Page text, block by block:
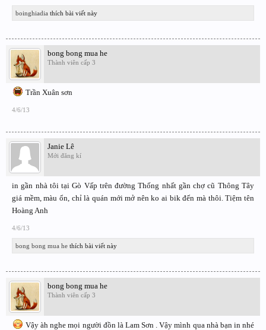
boinghiadia thích bài viết này
bong bong mua he
Thành viên cấp 3
Trần Xuân sơn
4/6/13
Janie Lê
Mới đăng kí
in gần nhà tôi tại Gò Vấp trên đường Thống nhất gần chợ cũ Thông Tây
giá mềm, màu ổn, chỉ là quán mới mở nên ko ai bik đến mà thôi. Tiệm tên
Hoàng Anh
4/6/13
bong bong mua he thích bài viết này
bong bong mua he
Thành viên cấp 3
Vậy àh nghe mọi người đồn là Lam Sơn . Vậy mình qua nhà bạn in nhé